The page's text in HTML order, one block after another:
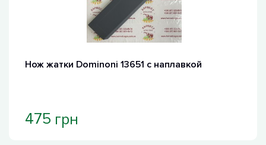
Нож жатки Dominoni 13651 с наплавкой
475 грн